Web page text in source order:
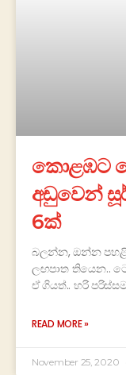
කොළඹට
අඩුවෙන්
6ක්
බලන්න, ඔන්න
ලඟපාත තියෙන..
ඒ ගියත්.. හරි
READ MORE »
November 25, 2020